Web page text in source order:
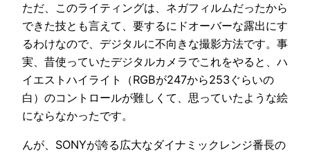
ただ、このライティングは、ネガフィルムだったから
できた技とも言えて、要するにドオーバーな露出にす
るわけなので、デジタルに不向きな撮影方法です。事
実、昔使っていたデジタルカメラでこれをやると、ハ
イエストハイライト（RGBが247から253ぐらいの
白）のコントロールが難しくて、思っていたような絵
にならなかったです。
んが、SONYが誇る広大なダイナミックレンジ番長の